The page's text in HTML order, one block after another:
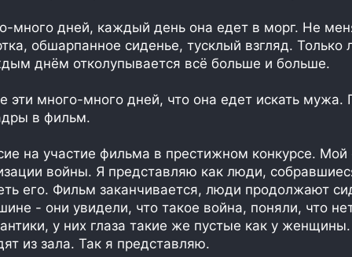
много дней, каждый день она едет в морг. Не
обшарпанное сиденье, тусклый взгляд. Только
днём отколупывается всё больше и больше.
эти много-много дней, что она едет искать мужа.
в фильм.
на участие фильма в престижном конкурсе.
войны. Я представляю как люди,
его. Фильм заканчивается, люди продолжают
- они увидели, что такое война, поняли, что
у них глаза такие же пустые как у
из зала. Так я представляю.